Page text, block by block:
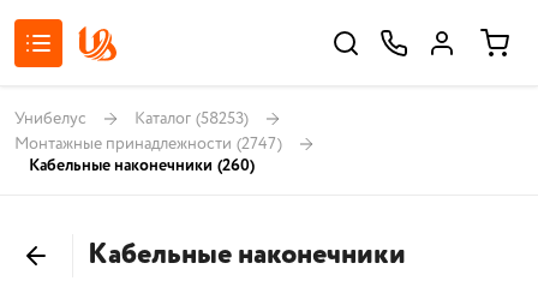
Унибелус Каталог (58253)
Монтажные принадлежности (2747)
Кабельные наконечники (260)
Кабельные наконечники